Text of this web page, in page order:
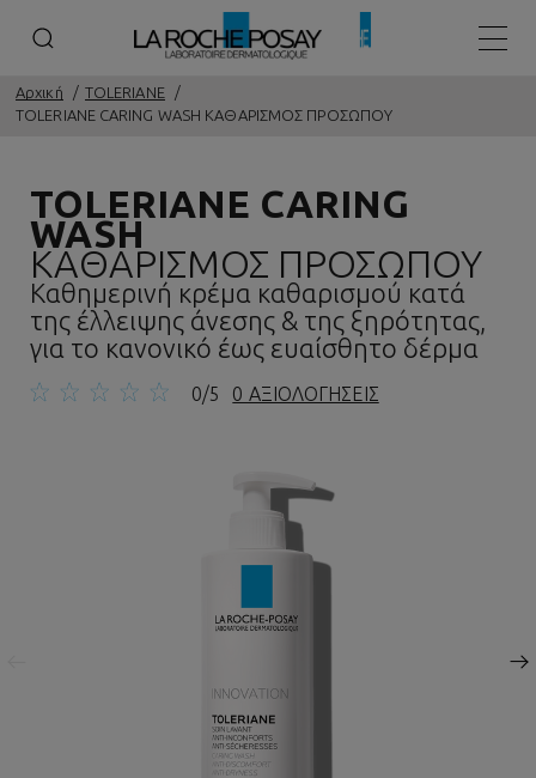
Αρχική
TOLERIANE
TOLERIANE CARING WASH ΚΑΘΑΡΙΣΜΟΣ ΠΡΟΣΩΠΟΥ
TOLERIANE CARING
WASH
ΚΑΘΑΡΙΣΜΟΣ ΠΡΟΣΩΠΟΥ
Καθημερινή κρέμα καθαρισμού κατά
της έλλειψης άνεσης & της ξηρότητας,
για το κανονικό έως ευαίσθητο δέρμα
0/5 0 ΑΞΙΟΛΟΓΗΣΕΙΣ
Επόμενος πίνακας